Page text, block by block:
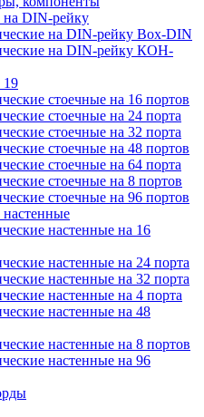
на DIN-рейку
на DIN-рейку Box-DIN
на DIN-рейку КОН-
19
стоечные на 16 портов
стоечные на 24 порта
стоечные на 32 порта
стоечные на 48 портов
стоечные на 64 порта
стоечные на 8 портов
стоечные на 96 портов
настенные на 16
настенные на 24 порта
настенные на 32 порта
настенные на 4 порта
настенные на 48
настенные на 8 портов
настенные на 96